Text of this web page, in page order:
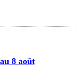
8 août